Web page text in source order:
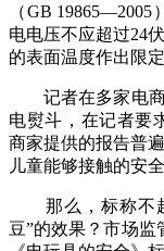
（GB
电电压不应超过24
的表面温度作出限
记者在多家电商
电熨斗，在记者要
商家提供的报告普
儿童能够接触的安全
那么，标称不超
豆”的效果？市场监